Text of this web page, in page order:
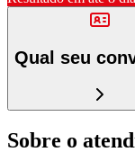
Qual seu
Sobre o